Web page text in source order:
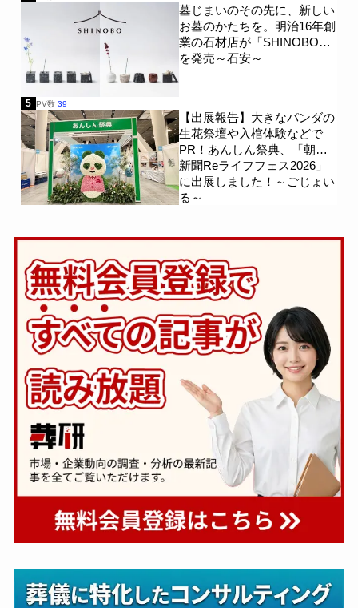
墓じまいのその先に、新しい
お墓のかたちを。明治16年創
業の石材店が「SHINOBO」
を発売～石安～
5 PV数 39
【出展報告】大きなパンダの
生花祭壇や入棺体験などで
PR！あんしん祭典、「朝日
新聞Reライフフェス2026」
に出展しました！～ごじょい
る～